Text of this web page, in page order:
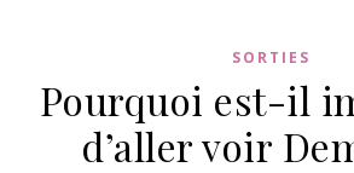
SORTIES
Pourquoi est-il
d’aller voir